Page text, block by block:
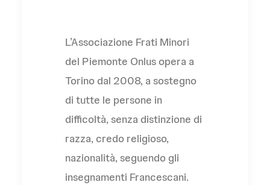
L’Associazione Frati Minori
del Piemonte Onlus opera a
Torino dal 2008, a sostegno
di tutte le persone in
difficoltà, senza distinzione di
razza, credo religioso,
nazionalità, seguendo gli
insegnamenti Francescani.